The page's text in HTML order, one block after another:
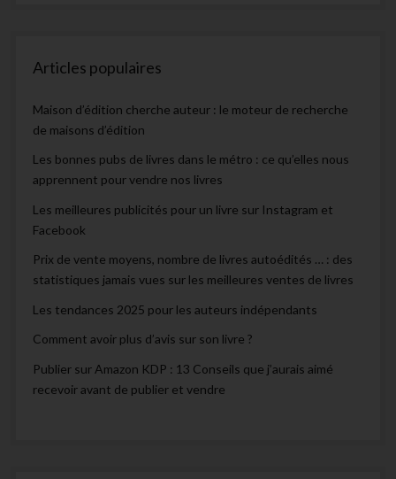
Articles populaires
Maison d’édition cherche auteur : le moteur de recherche
de maisons d’édition
Les bonnes pubs de livres dans le métro : ce qu’elles nous
apprennent pour vendre nos livres
Les meilleures publicités pour un livre sur Instagram et
Facebook
Prix de vente moyens, nombre de livres autoédités … : des
statistiques jamais vues sur les meilleures ventes de livres
Les tendances 2025 pour les auteurs indépendants
Comment avoir plus d’avis sur son livre ?
Publier sur Amazon KDP : 13 Conseils que j’aurais aimé
recevoir avant de publier et vendre